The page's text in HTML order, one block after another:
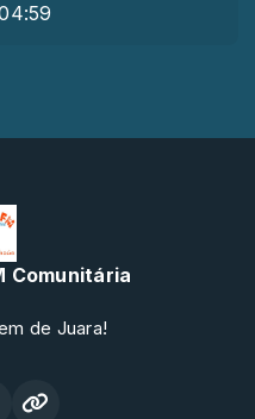
Comunitária
de Juara!